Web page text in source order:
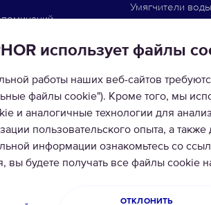
использует файлы
работы наших веб-сайтов
файлы cookie"). Кроме того, мы
и аналогичные технологии для
пользовательского опыта, а
информации ознакомьтесь со
вы будете получать все файлы cookie
ОТКЛОНИТЬ
партнеров
Умягчители воды
Сопутствующие